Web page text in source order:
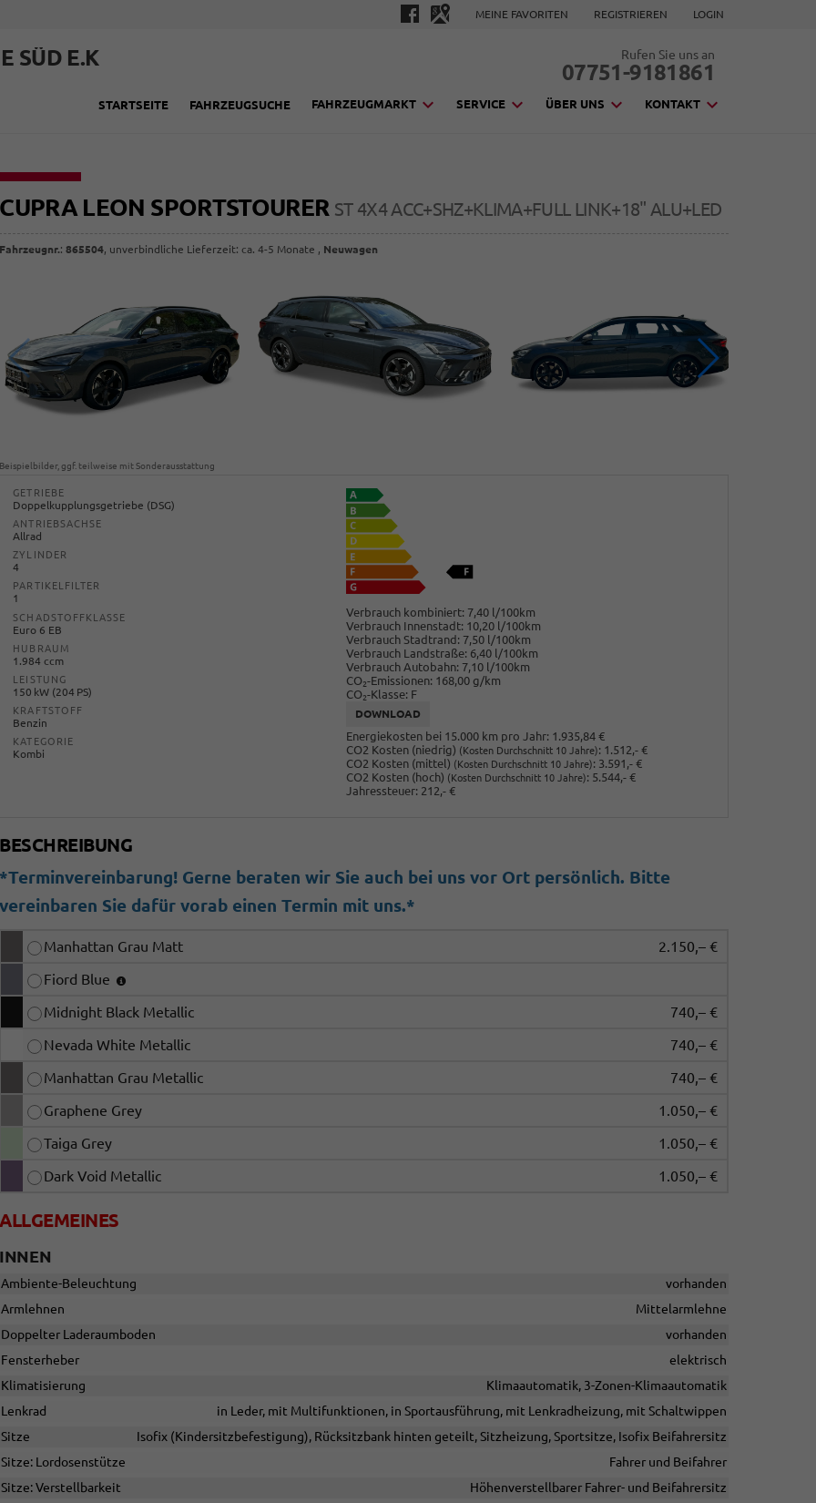
MEINE FAVORITEN REGISTRIEREN LOGIN
SÜD E.K Rufen Sie uns an
07751-9181861
STARTSEITE FAHRZEUGSUCHE FAHRZEUGMARKT SERVICE ÜBER UNS KONTAKT
CUPRA LEON SPORTSTOURER ST 4X4 ACC+SHZ+KLIMA+FULL LINK+18" ALU+LED
Fahrzeugnr.:865504, unverbindliche Lieferzeit: ca. 4-5 Monate , Neuwagen
Beispielbilder, ggf. teilweise mit Sonderausstattung
GETRIEBE
Doppelkupplungsgetriebe (DSG)
ANTRIEBSACHSE
Allrad
ZYLINDER
4
PARTIKELFILTER
1
SCHADSTOFFKLASSE
Euro 6 EB
HUBRAUM
1.984 ccm
LEISTUNG
150 kW (204 PS)
KRAFTSTOFF
Benzin
KATEGORIE
Kombi
Verbrauch kombiniert: 7,40 l/100km
Verbrauch Innenstadt: 10,20 l/100km
Verbrauch Stadtrand: 7,50 l/100km
Verbrauch Landstraße: 6,40 l/100km
Verbrauch Autobahn: 7,10 l/100km
CO2-Emissionen: 168,00 g/km
CO2-Klasse: F
DOWNLOAD
Energiekosten bei 15.000 km pro Jahr: 1.935,84 €
CO2 Kosten (niedrig) (Kosten Durchschnitt 10 Jahre): 1.512,- €
CO2 Kosten (mittel) (Kosten Durchschnitt 10 Jahre): 3.591,- €
CO2 Kosten (hoch) (Kosten Durchschnitt 10 Jahre): 5.544,- €
Jahressteuer: 212,- €
BESCHREIBUNG
*Terminvereinbarung! Gerne beraten wir Sie auch bei uns vor Ort persönlich. Bitte
vereinbaren Sie dafür vorab einen Termin mit uns.*
Manhattan Grau Matt
2.150,– €
Fiord Blue
Midnight Black Metallic
740,– €
Nevada White Metallic
740,– €
Manhattan Grau Metallic
740,– €
Graphene Grey
1.050,– €
Taiga Grey
1.050,– €
Dark Void Metallic
1.050,– €
ALLGEMEINES
INNEN
Ambiente-Beleuchtung
vorhanden
Armlehnen
Mittelarmlehne
Doppelter Laderaumboden
vorhanden
Fensterheber
elektrisch
Klimatisierung
Klimaautomatik, 3-Zonen-Klimaautomatik
Lenkrad
in Leder, mit Multifunktionen, in Sportausführung, mit Lenkradheizung, mit Schaltwippen
Sitze
Isofix (Kindersitzbefestigung), Rücksitzbank hinten geteilt, Sitzheizung, Sportsitze, Isofix Beifahrersitz
Sitze: Lordosenstütze
Fahrer und Beifahrer
Sitze: Verstellbarkeit
Höhenverstellbarer Fahrer- und Beifahrersitz